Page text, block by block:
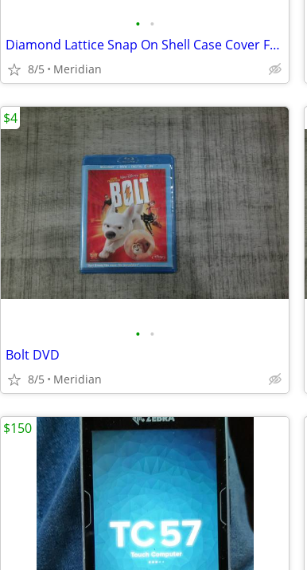
• •
Diamond Lattice Snap On Shell Case Cover For Apple iPhone
8/5 Meridian
• •
Bolt DVD
8/5 Meridian
$4
$150